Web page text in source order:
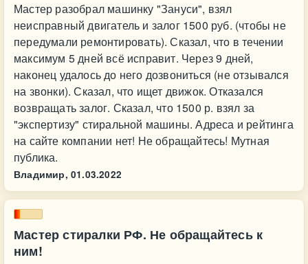
Мастер разобрал машинку "Зануси", взял
неисправный двигатель и залог 1500 руб. (чтобы не
передумали ремонтировать). Сказал, что в течении
максимум 5 дней всё исправит. Через 9 дней,
наконец удалось до него дозвониться (не отзывался
на звонки). Сказал, что ищет движок. Отказался
возвращать залог. Сказал, что 1500 р. взял за
"экспертизу" стиральной машины. Адреса и рейтинга
на сайте компании нет! Не обращайтесь! Мутная
публика.
Владимир, 01.03.2022
Мастер стиралки РФ. Не обращайтесь к
ним!